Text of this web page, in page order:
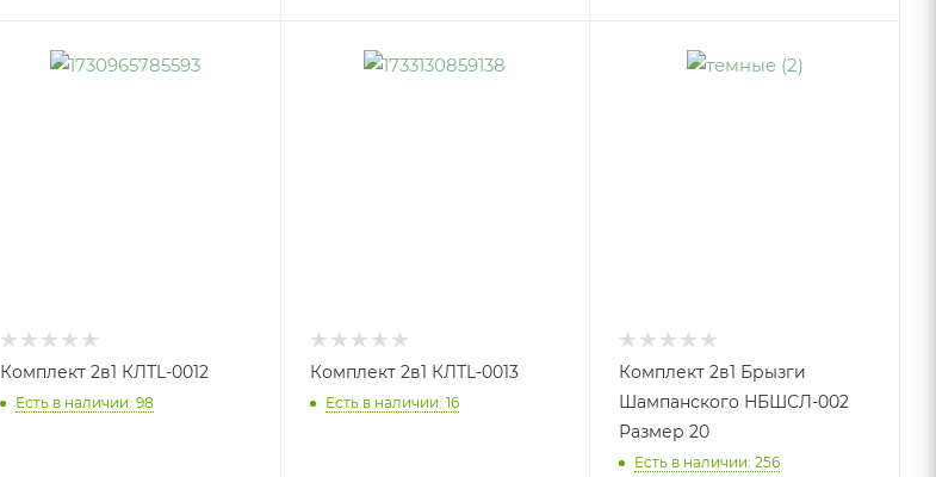
Комплект 2в1 КЛТL-0012
Есть в наличии: 98
Комплект 2в1 КЛТL-0013
Есть в наличии: 16
Комплект 2в1 Брызги
Шампанского НБШСЛ-002
Размер 20
Есть в наличии: 256